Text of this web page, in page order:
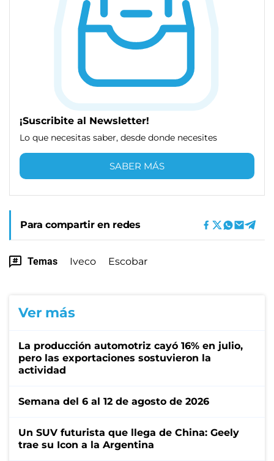
¡Suscribite al Newsletter!
Lo que necesitas saber, desde donde necesites
SABER MÁS
Para compartir en redes
Temas Iveco Escobar
Ver más
La producción automotriz cayó 16% en julio,
pero las exportaciones sostuvieron la
actividad
Semana del 6 al 12 de agosto de 2026
Un SUV futurista que llega de China: Geely
trae su Icon a la Argentina